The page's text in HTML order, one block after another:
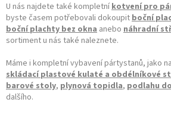
U nás najdete také kompletníkotvení pro
byste časem potřebovali dokoupitboční
boční plachty bez okna anebo náhradní
sortiment u nás také naleznete.
Máme i kompletní vybavení pártystanů, jako
skládací plastové kulaté a obdélníkové
barové stoly, plynová topidla, podlahu
dalšího.